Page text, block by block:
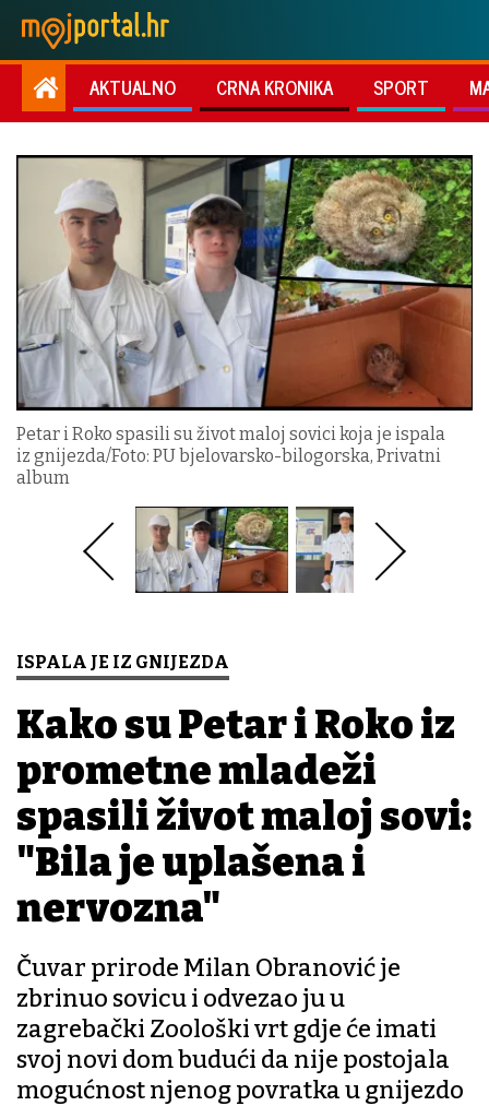
AKTUALNO CRNA KRONIKA SPORT
Petar i Roko spasili su život maloj sovici koja je ispala
iz gnijezda/Foto: PU bjelovarsko-bilogorska, Privatni
album
ISPALA JE IZ GNIJEZDA
Kako su Petar i Roko iz
prometne mladeži
spasili život maloj sovi:
"Bila je uplašena i
nervozna"
Čuvar prirode Milan Obranović je
zbrinuo sovicu i odvezao ju u
zagrebački Zoološki vrt gdje će imati
svoj novi dom budući da nije postojala
mogućnost njenog povratka u gnijezdo